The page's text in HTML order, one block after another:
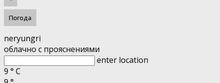
Погода
neryungri
облачно с прояснениями
enter location
9 ° C